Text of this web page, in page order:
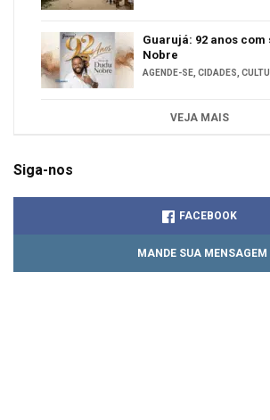
Guarujá: 92 anos com
Nobre
AGENDE-SE CIDADES
VEJA MAIS
Siga-nos
FACEBOOK
MANDE SUA MENSAGEM